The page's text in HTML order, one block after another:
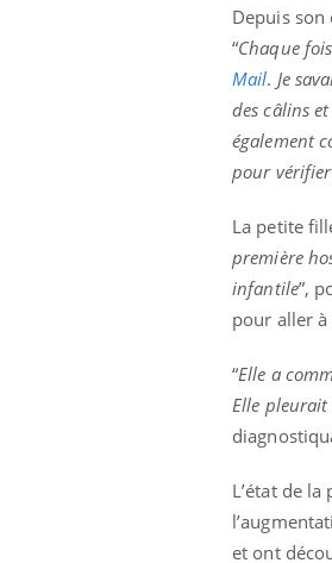
Depuis
“Chaque
Mail. Je
des câlins
également
pour
La petite
première
infantile”,
pour aller à
“Elle a
Elle
L’état de
et ont